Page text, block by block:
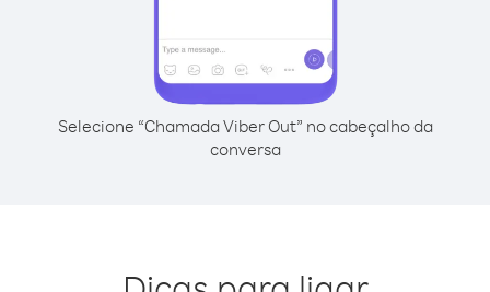
Selecione “Chamada Viber Out” no cabeçalho da
conversa